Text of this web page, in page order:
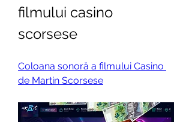
filmului casino
scorsese
Coloana sonoră a filmului Casino
de Martin Scorsese